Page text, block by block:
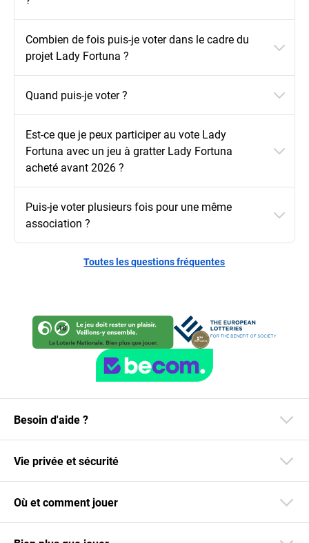
Combien de fois puis-je voter dans le cadre du
projet Lady Fortuna ?
Quand puis-je voter ?
Est-ce que je peux participer au vote Lady
Fortuna avec un jeu à gratter Lady Fortuna
acheté avant 2026 ?
Puis-je voter plusieurs fois pour une même
association ?
Toutes les questions fréquentes
Besoin d'aide ?
Vie privée et sécurité
Où et comment jouer